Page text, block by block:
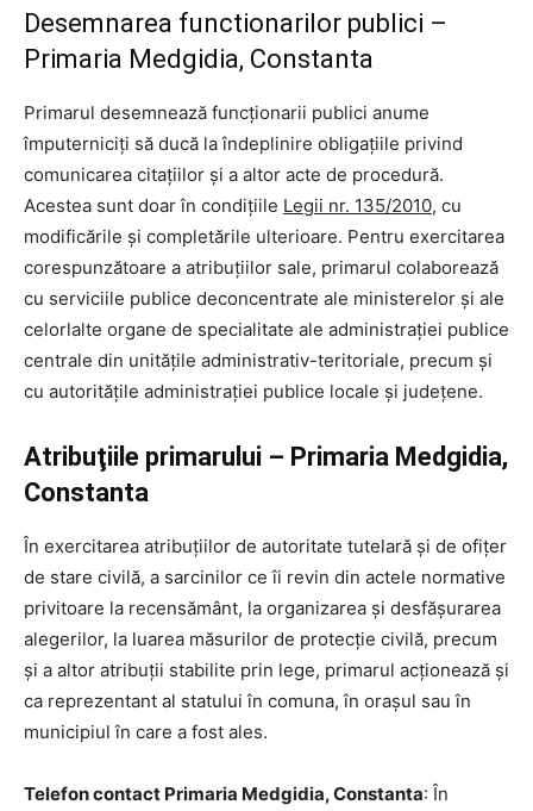
Desemnarea functionarilor publici –
Primaria Medgidia, Constanta
Primarul desemnează funcţionarii publici anume
împuterniciţi să ducă la îndeplinire obligaţiile privind
comunicarea citaţiilor şi a altor acte de procedură.
Acestea sunt doar în condiţiile Legii nr. 135/2010, cu
modificările şi completările ulterioare. Pentru exercitarea
corespunzătoare a atribuţiilor sale, primarul colaborează
cu serviciile publice deconcentrate ale ministerelor şi ale
celorlalte organe de specialitate ale administraţiei publice
centrale din unităţile administrativ-teritoriale, precum şi
cu autorităţile administraţiei publice locale şi judeţene.
Atribuţiile primarului – Primaria Medgidia,
Constanta
În exercitarea atribuţiilor de autoritate tutelară şi de ofiţer
de stare civilă, a sarcinilor ce îi revin din actele normative
privitoare la recensământ, la organizarea şi desfăşurarea
alegerilor, la luarea măsurilor de protecţie civilă, precum
şi a altor atribuţii stabilite prin lege, primarul acţionează şi
ca reprezentant al statului în comuna, în oraşul sau în
municipiul în care a fost ales.
Telefon contact Primaria Medgidia, Constanta: În